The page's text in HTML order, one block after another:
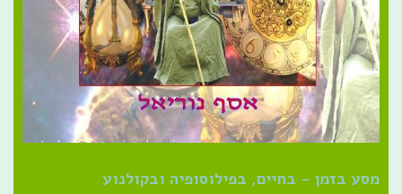
מסע בזמן - בחיים, בפילוסופיה ובקולנוע